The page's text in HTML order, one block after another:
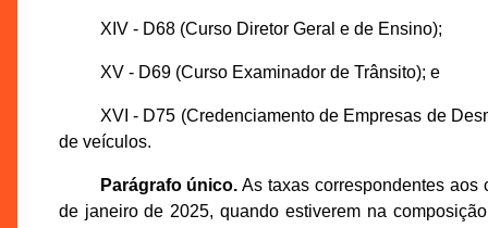
XIV - D68 (Curso Diretor Geral e de Ensino);
XV - D69 (Curso Examinador de Trânsito); e
XVI - D75 (Credenciamento de Empresas de
de veículos.
Parágrafo único. As taxas correspondentes aos
de janeiro de 2025, quando estiverem na